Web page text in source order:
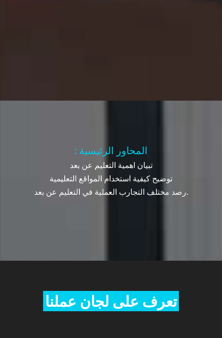
: المحاور الرئيسية
تبيان اهمية التعليم عن بعد
توضيح كيفية استخدام المواقع التعليمية
رصد مختلف التجارب العملية في التعليم عن بعد.
تعرف على لجان عملنا